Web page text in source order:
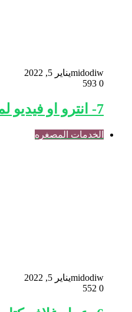
midodiwيناير 5, 2022
0
7- انترو او فيديو لموقعك او منتجك
الخدمات المصغره
midodiwيناير 5, 2022
0